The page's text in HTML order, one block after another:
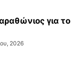
για το
2026